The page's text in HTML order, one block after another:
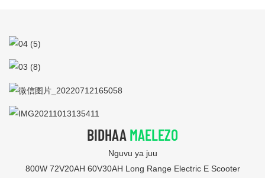
BIDHAA MAELEZO
Nguvu ya juu
800W 72V20AH 60V30AH Long Range Electric E Scooter